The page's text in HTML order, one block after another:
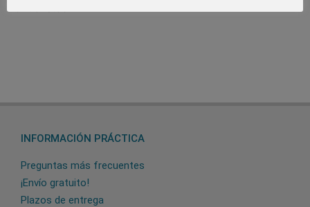
INFORMACIÓN PRÁCTICA
Preguntas más frecuentes
¡Envío gratuito!
Plazos de entrega